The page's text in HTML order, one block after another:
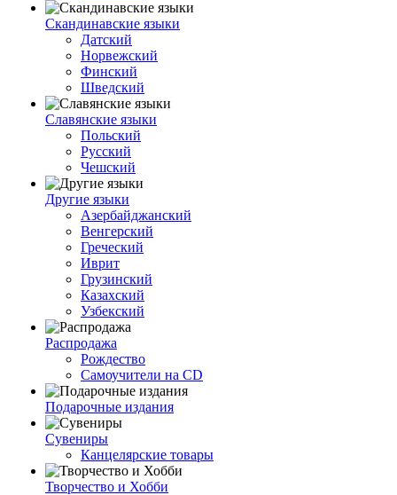
Скандинавские языки
Датский
Норвежский
Финский
Шведский
Славянские языки
Польский
Русский
Чешский
Другие языки
Азербайджанский
Венгерский
Греческий
Иврит
Грузинский
Казахский
Узбекский
Распродажа
Рождество
Самоучители на CD
Подарочные издания
Сувениры
Канцелярские товары
Творчество и Хобби